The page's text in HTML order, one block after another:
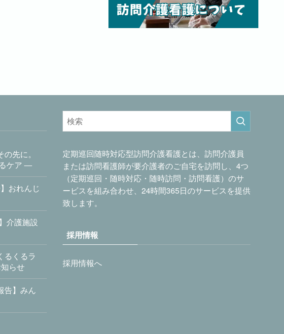
先に。
ケア ―
おれんじ
介護施設
るくるラ
らせ
告】みん
定期巡回随時対応型訪問介護看護とは、訪問介護員
または訪問看護師が要介護者のご自宅を訪問し、4つ
（定期巡回・随時対応・随時訪問・訪問看護）のサ
ービスを組み合わせ、24時間365日のサービスを提供
致します。
採用情報
採用情報へ